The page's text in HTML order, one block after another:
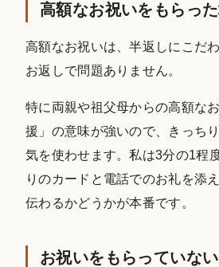
高額なお祝いをもらっ
高額なお祝いは、半返しにこだ
お返しで問題ありません。
特に両親や祖父母からの高額な
援」の意味が強いので、きっち
気を使わせます。私は3分の1程
りのカードと電話でのお礼を添
伝わるかどうかが本番です。
お祝いをもらっていな